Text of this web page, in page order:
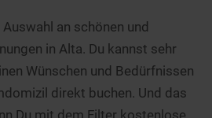
an schönen und
in Alta. Du kannst sehr
Wünschen und Bedürfnissen
direkt buchen. Und das
Du mit dem Filter kostenlose